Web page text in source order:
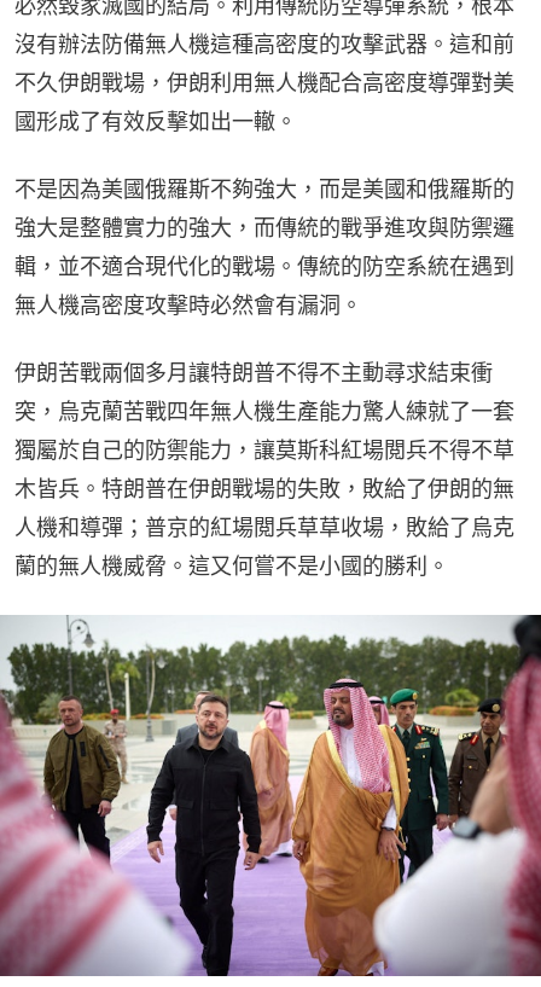
必然毀家滅國的結局。利用傳統防空導彈系統，根本
沒有辦法防備無人機這種高密度的攻擊武器。這和前
不久伊朗戰場，伊朗利用無人機配合高密度導彈對美
國形成了有效反擊如出一轍。
不是因為美國俄羅斯不夠強大，而是美國和俄羅斯的
強大是整體實力的強大，而傳統的戰爭進攻與防禦邏
輯，並不適合現代化的戰場。傳統的防空系統在遇到
無人機高密度攻擊時必然會有漏洞。
伊朗苦戰兩個多月讓特朗普不得不主動尋求結束衝
突，烏克蘭苦戰四年無人機生產能力驚人練就了一套
獨屬於自己的防禦能力，讓莫斯科紅場閲兵不得不草
木皆兵。特朗普在伊朗戰場的失敗，敗給了伊朗的無
人機和導彈；普京的紅場閲兵草草收場，敗給了烏克
蘭的無人機威脅。這又何嘗不是小國的勝利。